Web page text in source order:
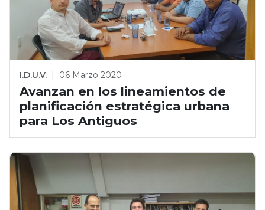
I.D.U.V. | 06 Marzo 2020
Avanzan en los lineamientos de
planificación estratégica urbana
para Los Antiguos